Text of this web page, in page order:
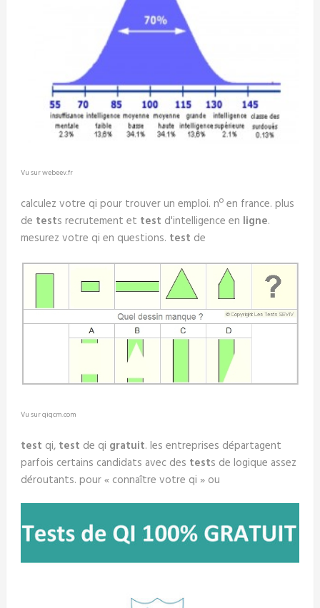
Vu sur webeev.fr
calculez votre qi pour trouver un emploi. nº en france. plus
de tests recrutement et test d'intelligence en ligne.
mesurez votre qi en questions. test de
Vu sur qiqcm.com
test qi, test de qi gratuit. les entreprises départagent
parfois certains candidats avec des tests de logique assez
déroutants. pour « connaître votre qi » ou